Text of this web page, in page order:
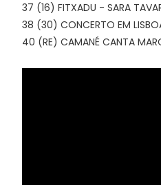
37 (16) FITXADU - SARA
38 (30) CONCERTO EM
40 (RE) CAMANÉ CANTA